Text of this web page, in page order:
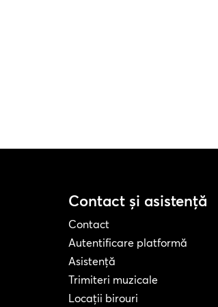
Contact și asistență
Contact
Autentificare platformă
Asistență
Trimiteri muzicale
Locații birouri